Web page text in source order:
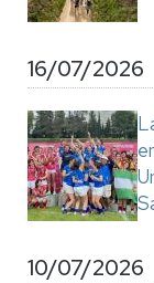
16/07/2026
10/07/2026